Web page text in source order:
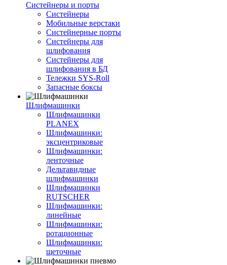
Систейнеры и порты
Систейнеры
Мобильные верстаки
Систейнерные порты
Систейнеры для
шлифования
Систейнеры для
шлифования в БД
Тележки SYS-Roll
Запасные боксы
Шлифмашинки
Шлифмашинки
PLANEX
Шлифмашинки:
эксцентриковые
Шлифмашинки:
ленточные
Дельтавидные
шлифмашинки
Шлифмашинки
RUTSCHER
Шлифмашинки:
линейные
Шлифмашинки:
ротационные
Шлифмашинки:
щеточные